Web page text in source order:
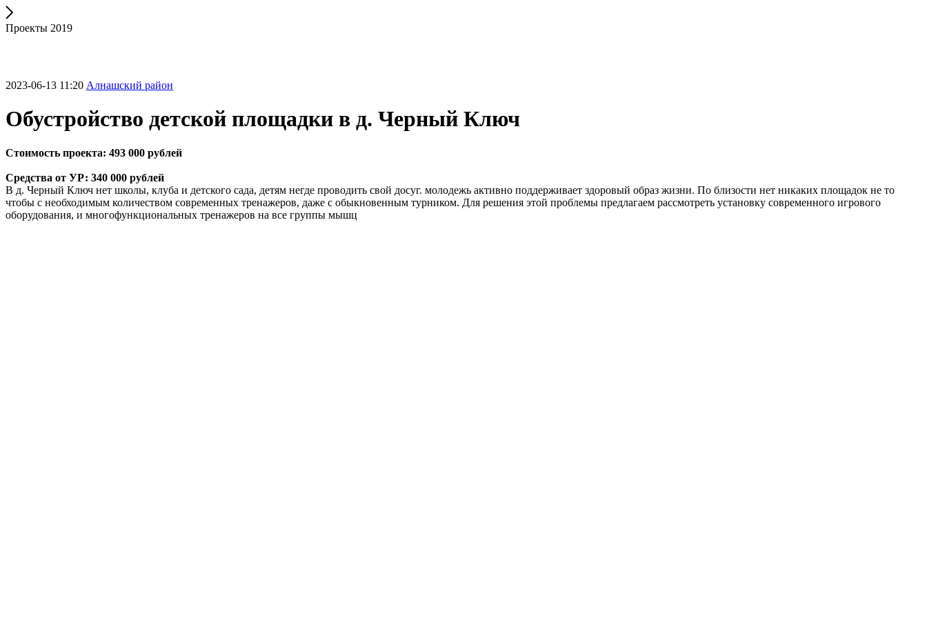
Проекты 2019
2023-06-13 11:20 Алнашский район
Обустройство детской площадки в д. Черный Ключ
Стоимость проекта: 493 000 рублей
Средства от УР: 340 000 рублей
В д. Черный Ключ нет школы, клуба и детского сада, детям негде проводить свой досуг. молодежь активно поддерживает здоровый образ жизни. По близости нет никаких площадок не то
чтобы с необходимым количеством современных тренажеров, даже с обыкновенным турником. Для решения этой проблемы предлагаем рассмотреть установку современного игрового
оборудования, и многофункциональных тренажеров на все группы мышц